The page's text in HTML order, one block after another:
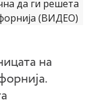
на